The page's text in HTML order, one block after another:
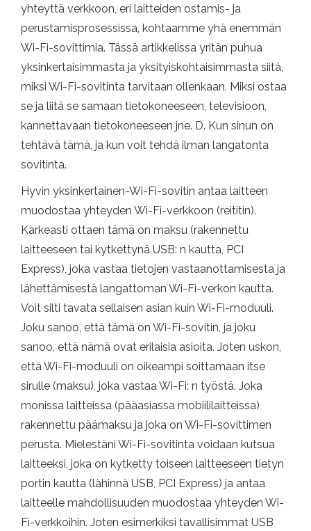
yhteyttä verkkoon, eri laitteiden ostamis- ja
perustamisprosessissa, kohtaamme yhä enemmän
Wi-Fi-sovittimia. Tässä artikkelissa yritän puhua
yksinkertaisimmasta ja yksityiskohtaisimmasta siitä,
miksi Wi-Fi-sovitinta tarvitaan ollenkaan. Miksi ostaa
se ja liitä se samaan tietokoneeseen, televisioon,
kannettavaan tietokoneeseen jne. D. Kun sinun on
tehtävä tämä, ja kun voit tehdä ilman langatonta
sovitinta.
Hyvin yksinkertainen-Wi-Fi-sovitin antaa laitteen
muodostaa yhteyden Wi-Fi-verkkoon (reititin).
Karkeasti ottaen tämä on maksu (rakennettu
laitteeseen tai kytkettynä USB: n kautta, PCI
Express), joka vastaa tietojen vastaanottamisesta ja
lähettämisestä langattoman Wi-Fi-verkon kautta.
Voit silti tavata sellaisen asian kuin Wi-Fi-moduuli.
Joku sanoo, että tämä on Wi-Fi-sovitin, ja joku
sanoo, että nämä ovat erilaisia ​​asioita. Joten uskon,
että Wi-Fi-moduuli on oikeampi soittamaan itse
sirulle (maksu), joka vastaa Wi-Fi: n työstä. Joka
monissa laitteissa (pääasiassa mobiililaitteissa)
rakennettu päämaksu ja joka on Wi-Fi-sovittimen
perusta. Mielestäni Wi-Fi-sovitinta voidaan kutsua
laitteeksi, joka on kytketty toiseen laitteeseen tietyn
portin kautta (lähinnä USB, PCI Express) ja antaa
laitteelle mahdollisuuden muodostaa yhteyden Wi-
Fi-verkkoihin. Joten esimerkiksi tavallisimmat USB